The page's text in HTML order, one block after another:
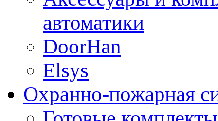
автоматики
DoorHan
Elsys
Охранно-пожарная